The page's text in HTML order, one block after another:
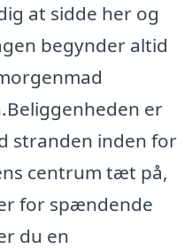
at sidde her og
begynder altid
er
stranden inden for
centrum tæt på,
for spændende
du en